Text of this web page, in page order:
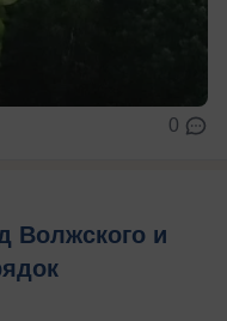
0
Волжского и